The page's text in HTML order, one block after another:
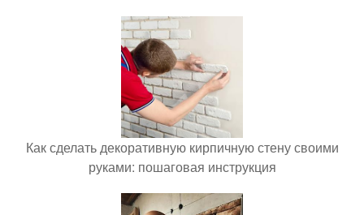
Как сделать декоративную кирпичную стену своими
руками: пошаговая инструкция